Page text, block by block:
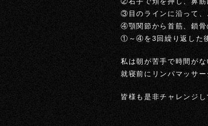
③目のラインに沿って、
④顎関節から首筋、鎖骨
①～④を3回繰り返した
私は朝が苦手で時間が
就寝前にリンパマッサー
皆様も是非チャレンジ